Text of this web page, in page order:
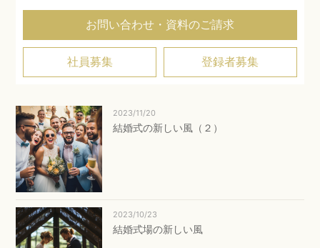
お問い合わせ・資料のご請求
社員募集 登録者募集
2023/11/20
結婚式の新しい風（２）
2023/10/23
結婚式場の新しい風